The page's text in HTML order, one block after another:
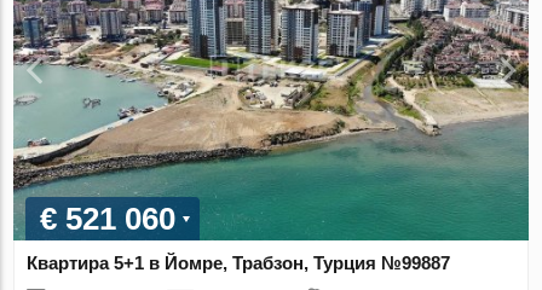
€ 521 060
Квартира 5+1 в Йомре, Трабзон, Турция №99887